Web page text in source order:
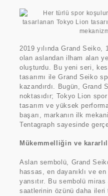
2019 yılında Grand
olan aslandan ilham alan
oluşturdu. Bu yeni seri,
tasarımı ile Grand Seiko
kazandırdı. Bugün, Grand
noktasıdır; Tokyo Lion
tasarım ve yüksek
başarı, markanın ilk
Tentagraph sayesinde
Mükemmelliğin ve
Aslan sembolü, Grand
hassas, en dayanıklı ve
yansıtır. Bu sembolü
saatlerinin özünü daha ileri